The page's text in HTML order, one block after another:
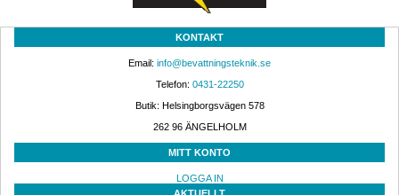
KONTAKT
Email: info@bevattningsteknik.se
Telefon: 0431-22250
Butik: Helsingborgsvägen 578
262 96 ÄNGELHOLM
MITT KONTO
LOGGA IN